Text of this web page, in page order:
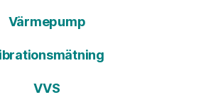
Värmepump
VVS